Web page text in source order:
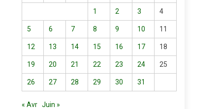
1 2 3 4
5 6 7 8 9 10 11
12 13 14 15 16 17 18
19 20 21 22 23 24 25
26 27 28 29 30 31
« Avr Juin »